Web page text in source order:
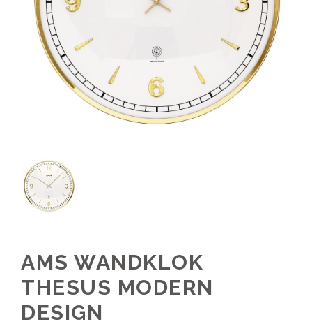
AMS WANDKLOK
THESUS MODERN
DESIGN